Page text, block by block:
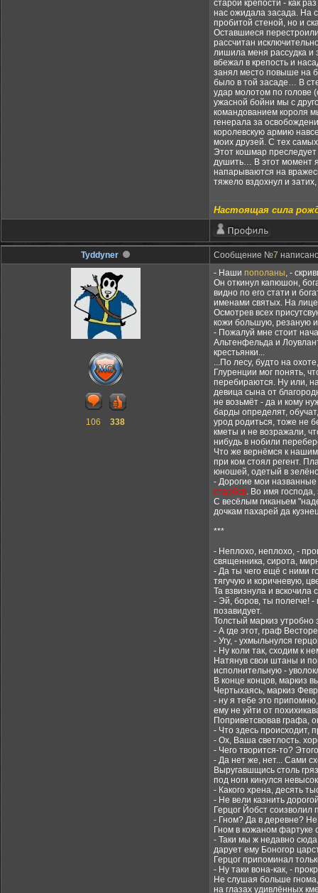
старой крепости - как
нас ожидала засада. На
пробитой стеной, но и
Оставшиеся
рассчитан
лишила меня рассудка и
вбежал в крепость и
занял место повыше на
было в той засаде… В
удар молотом по голове
ужасной бойни мы с
командованием короля
генерала за
королевскую армию
моих друзей. С тех
Этот кошмар
душить… В этот момент
напарываются на
тяжело вздохнул и
Настоящая сила
Tyddyner Сообщение №7
106 338
- Наши пополаны, -
Он откинул капюшон,
видно по его стати и
именами святых. На
Осмотрев всех
кожи большую, резаную
- Пожалуй мне стоит
Альтенфельда и
крестьянки...
...По лесу, будто на
Глуренции мог понять,
перебираются. Ну или,
девица сына от
не возьмёт - да и кому
барды определят,
урод родиться, тоже не
кметы и не возражали,
нибудь в нобили
Что же вернёмся к
при ком стоял регент.
юношей, одетый в
- Дорогие мои названные
старбов. Во имя
С весёлым гиканьем
дочкам пахарей да
***
- Неплохо, неплохо, -
священника, сирота,
- Да ты чего ещё с ними
тягучую и коричневую,
Та взвизнула и вскочила
- Эй, боров, ты полегче! -
позавидует.
Толстый маркиз утробно
- А где этот, граф
- Угу, - ухмыльнулся
- Ну коли так, сходим к
Натянув свои штаны и
исполнительную -
В конце концов, маркиз
Чертыхаясь, маркиз
- ну я тебе это
ему не уйти от
Поприветсвовав графа,
- Что здесь происходит,
- Ох, Ваша светлость.
- Чего творится-то?
- Да нет же, нет... Сами
Выругавшщись столь
под ноги кинулся
- Какого хрена, десять
- Не вели казнить
Герцог Йобст соизволил
- Гном? Да в деревне?
Гном в кожаном фартуке
- Таки мы ж недавно
дарует ему Боногор
Герцог припоминал
- Ну таки вона-как, -
Не слушая больше
на глазах удивлённых